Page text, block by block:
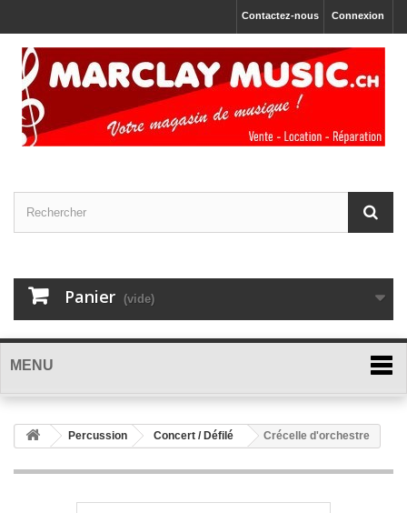
Connexion
Contactez-nous
Panier (vide)
MENU
Percussion Concert / Défilé Crécelle d'orchestre